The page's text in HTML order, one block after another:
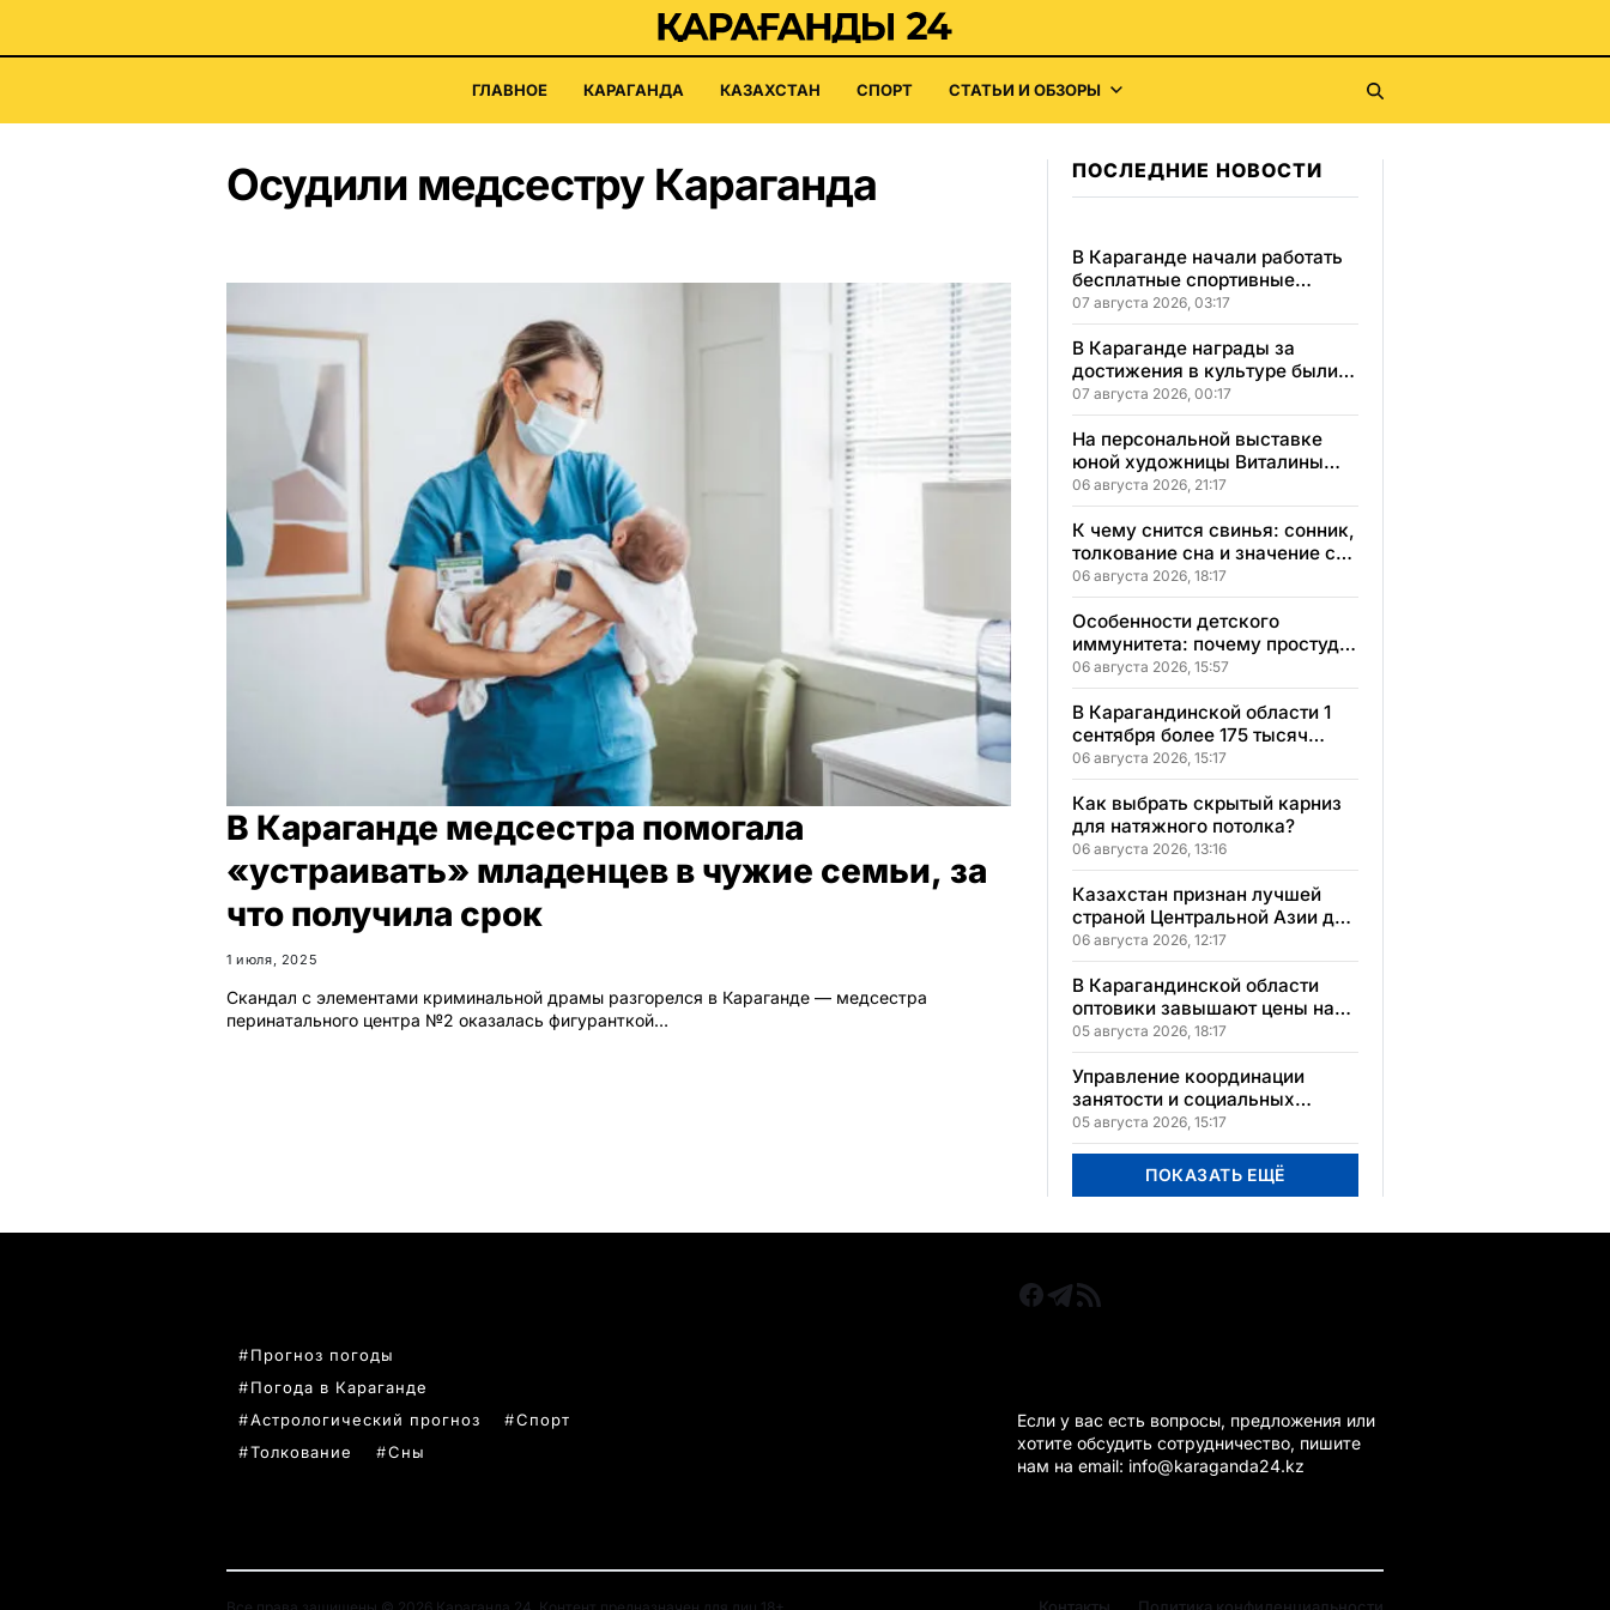
ГЛАВНОЕ КАРАГАНДА КАЗАХСТАН СПОРТ СТАТЬИ И ОБЗОРЫ
Осудили медсестру Караганда
В Караганде медсестра помогала
«устраивать» младенцев в чужие семьи, за
что получила срок
1 июля, 2025
Скандал с элементами криминальной драмы разгорелся в Караганде — медсестра
перинатального центра №2 оказалась фигуранткой…
ПОСЛЕДНИЕ НОВОСТИ
В Караганде начали работать
бесплатные спортивные
секции для детей с
инвалидностью
07 августа 2026, 03:17
В Караганде награды за
достижения в культуре были
вручены 5 лауреатам
07 августа 2026, 00:17
На персональной выставке
юной художницы Виталины
представлено 156 работ
06 августа 2026, 21:17
К чему снится свинья: сонник,
толкование сна и значение сна
для вашей жизни
06 августа 2026, 18:17
Особенности детского
иммунитета: почему простуды
у детей протекают иначе и как
правильно им помогать
06 августа 2026, 15:57
В Карагандинской области 1
сентября более 175 тысяч
школьников начнут учебный
год
06 августа 2026, 15:17
Как выбрать скрытый карниз
для натяжного потолка?
06 августа 2026, 13:16
Казахстан признан лучшей
страной Центральной Азии для
переезда
06 августа 2026, 12:17
В Карагандинской области
оптовики завышают цены на
продукты до 50%
05 августа 2026, 18:17
Управление координации
занятости и социальных
программ Карагандинской
области сменило место
расположения
05 августа 2026, 15:17
ПОКАЗАТЬ ЕЩЁ
Прогноз погоды
Погода в Караганде
Астрологический прогноз
Спорт
Толкование
Сны
Если у вас есть вопросы, предложения или
хотите обсудить сотрудничество, пишите
нам на email: info@karaganda24.kz
Все права защищены © 2026 Караганда 24. Контент предназначен для лиц 18+.